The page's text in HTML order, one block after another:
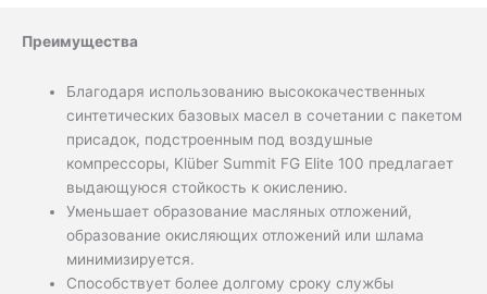
Преимущества
Благодаря использованию высококачественных
синтетических базовых масел в сочетании с пакетом
присадок, подстроенным под воздушные
компрессоры, Klüber Summit FG Elite 100 предлагает
выдающуюся стойкость к окислению.
Уменьшает образование масляных отложений,
образование окисляющих отложений или шлама
минимизируется.
Способствует более долгому сроку службы